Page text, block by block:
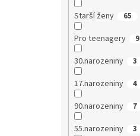
Starší ženy 65
Pro teenagery 9
30.narozeniny 3
17.narozeniny 4
90.narozeniny 7
55.narozeniny 3